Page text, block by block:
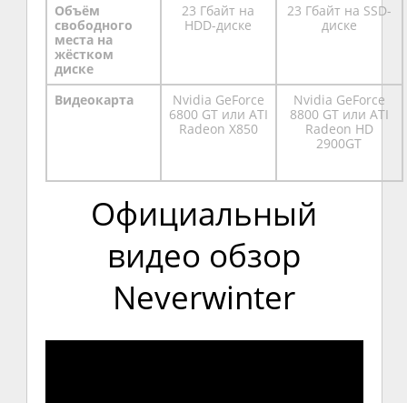
Объём
свободного
места на
жёстком
диске
23 Гбайт на
HDD-диске
23 Гбайт на SSD-
диске
Видеокарта
Nvidia GeForce
6800 GT или ATI
Radeon X850
Nvidia GeForce
8800 GT или ATI
Radeon HD
2900GT
Официальный
видео обзор
Neverwinter